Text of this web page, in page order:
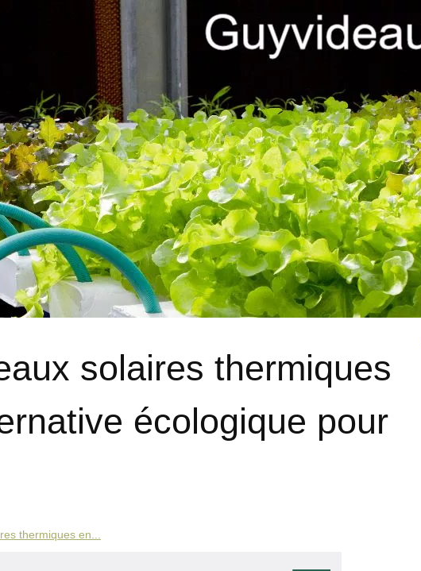
solaires thermiques
écologique pour
thermiques en...